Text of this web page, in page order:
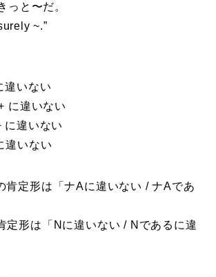
っと〜だ。
~.”
違いない
に違いない
に違いない
違いない
定形は「ナAに違いない / ナAであ
定形は「Nに違いない / Nであるに違